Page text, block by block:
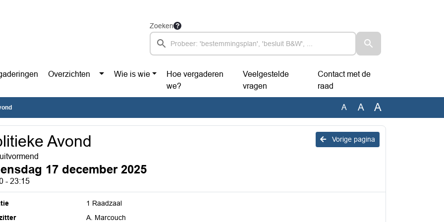
Zoeken
Overzichten Wie is wie
Hoe vergaderen
we?
Veelgestelde
vragen
Contact met de
raad
A A A
Vorige pagina
Avond
17 december 2025
- 23:15
1 Raadzaal
A. Marcouch